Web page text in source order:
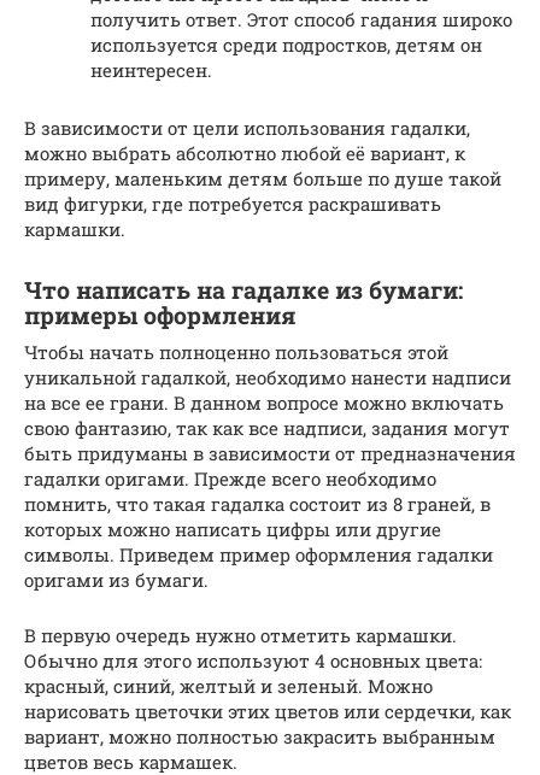
получить ответ. Этот способ гадания широко
используется среди подростков, детям он
неинтересен.
В зависимости от цели использования гадалки,
можно выбрать абсолютно любой её вариант, к
примеру, маленьким детям больше по душе такой
вид фигурки, где потребуется раскрашивать
кармашки.
Что написать на гадалке из бумаги:
примеры оформления
Чтобы начать полноценно пользоваться этой
уникальной гадалкой, необходимо нанести надписи
на все ее грани. В данном вопросе можно включать
свою фантазию, так как все надписи, задания могут
быть придуманы в зависимости от предназначения
гадалки оригами. Прежде всего необходимо
помнить, что такая гадалка состоит из 8 граней, в
которых можно написать цифры или другие
символы. Приведем пример оформления гадалки
оригами из бумаги.
В первую очередь нужно отметить кармашки.
Обычно для этого используют 4 основных цвета:
красный, синий, желтый и зеленый. Можно
нарисовать цветочки этих цветов или сердечки, как
вариант, можно полностью закрасить выбранным
цветов весь кармашек.